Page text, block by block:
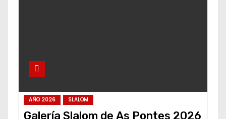
AÑO 2026 SLALOM
Galería Slalom de As Pontes 2026